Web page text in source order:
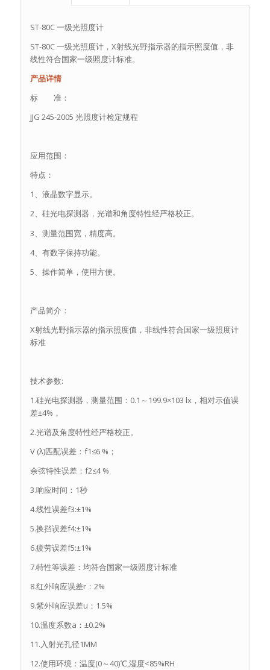
ST-80C 一级光照度计
ST-80C 一级光照度计，X射线光野指示器的指示照度值，非
线性符合国家一级照度计标准。
产品详情
标 准：
JJG 245-2005 光照度计检定规程
应用范围：
特点：
1、液晶数字显示。
2、硅光电探测器，光谱和角度特性经严格校正。
3、测量范围宽，精度高。
4、有数字保持功能。
5、操作简单，使用方便。
产品简介：
X射线光野指示器的指示照度值，非线性符合国家一级照度计
标准
技术参数:
1.硅光电探测器，测量范围：0.1～199.9×103 lx，相对示值误
差±4%，
2.光谱及角度特性经严格校正。
V (λ)匹配误差：f1≤6 %；
余弦特性误差：f2≤4 %
3.响应时间：1秒
4.线性误差f3:±1%
5.换挡误差f4:±1%
6.疲劳误差f5:±1%
7.特性等误差：均符合国家一级照度计标准
8.红外响应误差r：2%
9.紫外响应误差u：1.5%
10.温度系数a：±0.2%
11.入射光孔径1MM
12.使用环境：温度(0～40)℃,湿度<85%RH